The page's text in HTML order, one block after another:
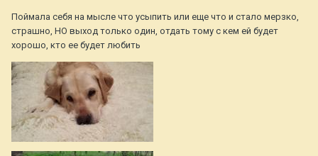
Поймала себя на мысле что усыпить или еще что и стало мерзко,
страшно, НО выход только один, отдать тому с кем ей будет
хорошо, кто ее будет любить